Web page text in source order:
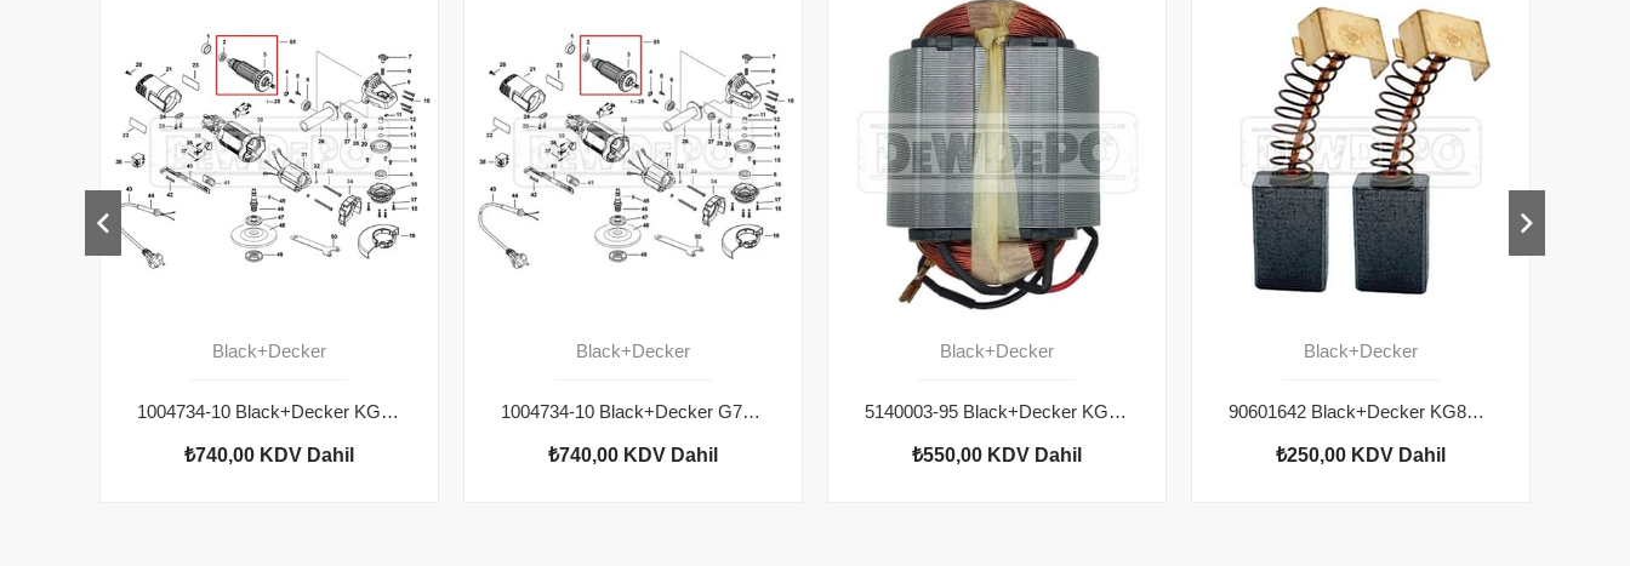
Black+Decker
1004734-10 Black+Decker KG8215 Endüvi
₺740,00 KDV Dahil
Black+Decker
1004734-10 Black+Decker G720 Endüvi
₺740,00 KDV Dahil
Black+Decker
5140003-95 Black+Decker KG8215 Yastık
₺550,00 KDV Dahil
Black+Decker
90601642 Black+Decker KG8215 Motor Kömürü
₺250,00 KDV Dahil